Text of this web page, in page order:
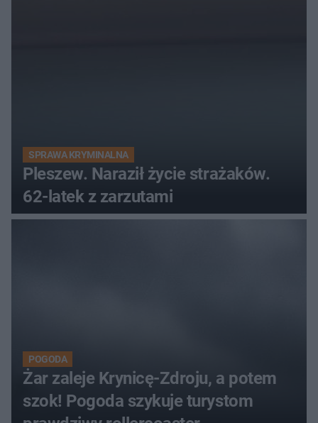
SPRAWA KRYMINALNA
Pleszew. Naraził życie strażaków.
62-latek z zarzutami
POGODA
Żar zaleje Krynicę-Zdroju, a potem
szok! Pogoda szykuje turystom